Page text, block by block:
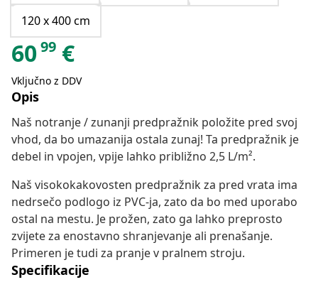
120 x 400 cm
6099 €
Vključno z DDV
Opis
Naš notranje / zunanji predpražnik položite pred svoj
vhod, da bo umazanija ostala zunaj! Ta predpražnik je
debel in vpojen, vpije lahko približno 2,5 L/m².
Naš visokokakovosten predpražnik za pred vrata ima
nedrsečo podlogo iz PVC-ja, zato da bo med uporabo
ostal na mestu. Je prožen, zato ga lahko preprosto
zvijete za enostavno shranjevanje ali prenašanje.
Primeren je tudi za pranje v pralnem stroju.
Specifikacije